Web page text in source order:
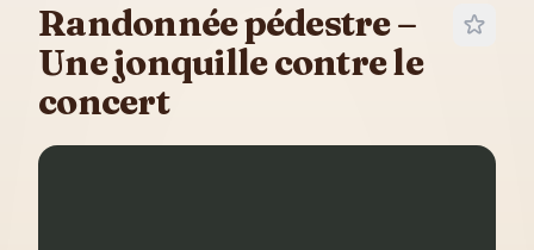
Randonnée pédestre –
Une jonquille contre le
concert